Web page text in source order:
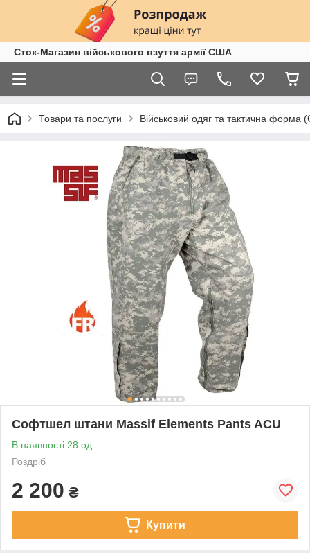
Сток-Магазин військового взуття армії США
Товари та послуги Військовий одяг та тактична форма
Софтшел штани Massif Elements Pants ACU
В наявності 28 од.
Роздріб
2 200 ₴
Купити